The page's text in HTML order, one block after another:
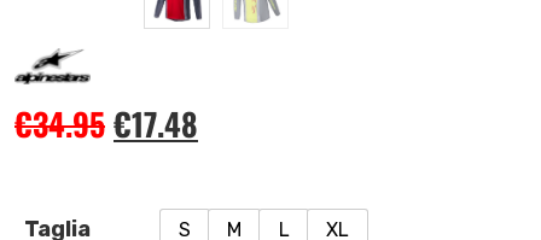
€34.95€17.48
Taglia S M L XL